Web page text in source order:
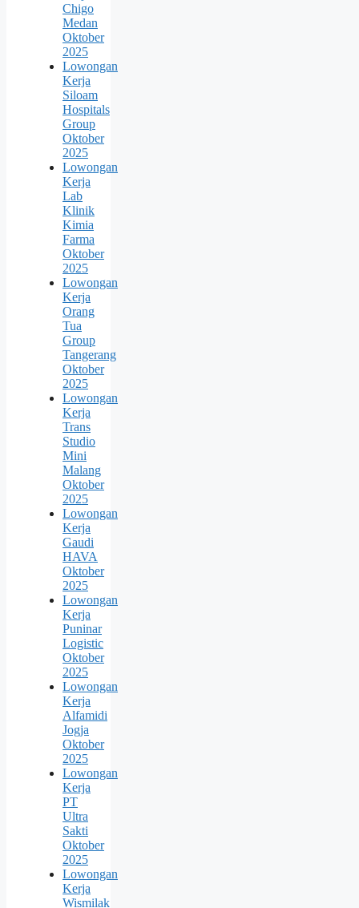
Chigo
Medan
Oktober
2025
Lowongan
Kerja
Siloam
Hospitals
Group
Oktober
2025
Lowongan
Kerja
Lab
Klinik
Kimia
Farma
Oktober
2025
Lowongan
Kerja
Orang
Tua
Group
Tangerang
Oktober
2025
Lowongan
Kerja
Trans
Studio
Mini
Malang
Oktober
2025
Lowongan
Kerja
Gaudi
HAVA
Oktober
2025
Lowongan
Kerja
Puninar
Logistic
Oktober
2025
Lowongan
Kerja
Alfamidi
Jogja
Oktober
2025
Lowongan
Kerja
PT
Ultra
Sakti
Oktober
2025
Lowongan
Kerja
Wismilak